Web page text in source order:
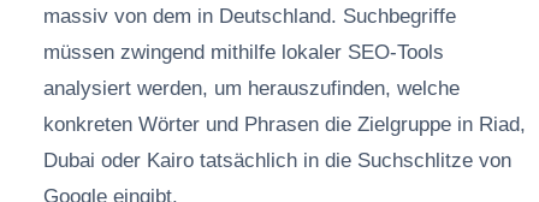
massiv von dem in Deutschland. Suchbegriffe
müssen zwingend mithilfe lokaler SEO-Tools
analysiert werden, um herauszufinden, welche
konkreten Wörter und Phrasen die Zielgruppe in Riad,
Dubai oder Kairo tatsächlich in die Suchschlitze von
Google eingibt.